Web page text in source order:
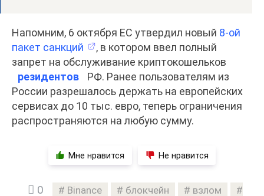
Напомним, 6 октября ЕС утвердил новый 8-ой
пакет санкций
, в котором ввел полный
запрет на обслуживание криптокошельков
резидентов
РФ. Ранее пользователям из
России разрешалось держать на европейских
сервисах до 10 тыс. евро, теперь ограничения
распространяются на любую сумму.
Мне нравится Не нравится
0 Binance блокчейн взлом